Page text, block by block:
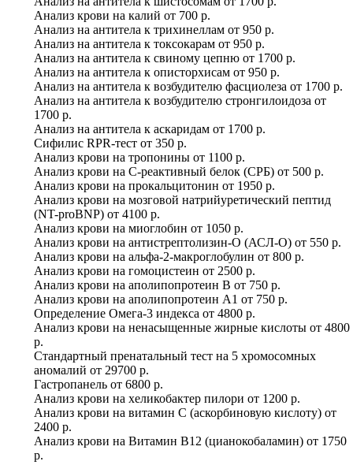
Анализ крови на калий от 700 р.
Анализ на антитела к трихинеллам от 950 р.
Анализ на антитела к токсокарам от 950 р.
Анализ на антитела к свиному цепню от 1700 р.
Анализ на антитела к описторхисам от 950 р.
Анализ на антитела к возбудителю фасциолеза от 1700 р.
Анализ на антитела к возбудителю стронгилоидоза от
1700 р.
Анализ на антитела к аскаридам от 1700 р.
Сифилис RPR-тест от 350 р.
Анализ крови на тропонины от 1100 р.
Анализ крови на C-реактивный белок (СРБ) от 500 р.
Анализ крови на прокальцитонин от 1950 р.
Анализ крови на мозговой натрийуретический пептид
(NT-proBNP) от 4100 р.
Анализ крови на миоглобин от 1050 р.
Анализ крови на антистрептолизин-О (АСЛ-О) от 550 р.
Анализ крови на альфа-2-макроглобулин от 800 р.
Анализ крови на гомоцистеин от 2500 р.
Анализ крови на аполипопротеин B от 750 р.
Анализ крови на аполипопротеин А1 от 750 р.
Определение Омега-3 индекса от 4800 р.
Анализ крови на ненасыщенные жирные кислоты от 4800
р.
Стандартный пренатальный тест на 5 хромосомных
аномалий от 29700 р.
Гастропанель от 6800 р.
Анализ крови на хеликобактер пилори от 1200 р.
Анализ крови на витамин C (аскорбиновую кислоту) от
2400 р.
Анализ крови на Витамин B12 (цианокобаламин) от 1750
р.